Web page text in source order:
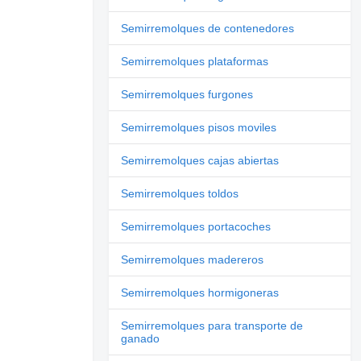
Semirremolques de contenedores
Semirremolques plataformas
Semirremolques furgones
Semirremolques pisos moviles
Semirremolques cajas abiertas
Semirremolques toldos
Semirremolques portacoches
Semirremolques madereros
Semirremolques hormigoneras
Semirremolques para transporte de
ganado